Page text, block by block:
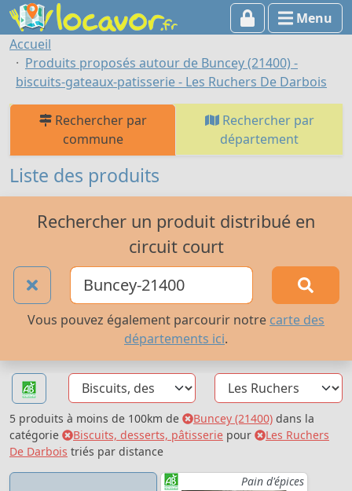
Menu
Accueil
Produits proposés autour de Buncey (21400) -
biscuits-gateaux-patisserie - Les Ruchers De Darbois
Rechercher par
commune
Rechercher par
département
Liste des produits
Rechercher un produit distribué en
circuit court
Vous pouvez également parcourir notre carte des
départements ici.
5 produits à moins de 100km de Buncey (21400) dans la
catégorie
Biscuits, desserts, pâtisserie pour
Les Ruchers
De Darbois triés par distance
Pain d'épices